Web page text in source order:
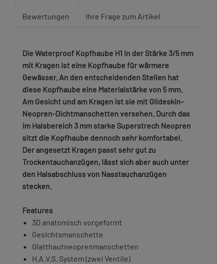
Bewertungen Ihre Frage zum Artikel
Die Waterproof Kopfhaube H1 in der Stärke 3/5 mm
mit Kragen ist eine Kopfhaube für wärmere
Gewässer. An den entscheidenden Stellen hat
diese Kopfhaube eine Materialstärke von 5 mm.
Am Gesicht und am Kragen ist sie mit Glideskin-
Neopren-Dichtmanschetten versehen. Durch das
im Halsbereich 3 mm starke Superstrech Neopren
sitzt die Kopfhaube dennoch sehr komfortabel.
Der angesetzt Kragen passt sehr gut zu
Trockentauchanzügen, lässt sich aber auch unter
den Halsabschluss von Nasstauchanzügen
stecken.
Features
3D anatomisch vorgeformt
Gesichtsmanschette
Glatthautneoprenmanschetten
H.A.V.S. System (zwei Ventile)